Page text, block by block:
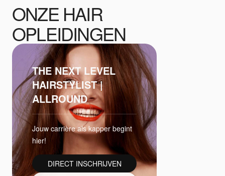
ONZE HAIR
OPLEIDINGEN
THE NEXT LEVEL
HAIRSTYLIST |
ALLROUND
Jouw carrière als kapper begint
hier!
DIRECT INSCHRIJVEN